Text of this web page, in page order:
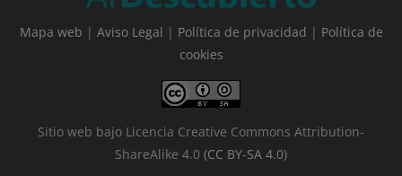
Mapa web | Aviso Legal | Política de privacidad | Política de
cookies
Sitio web bajo Licencia Creative Commons Attribution-
ShareAlike 4.0 (CC BY-SA 4.0)